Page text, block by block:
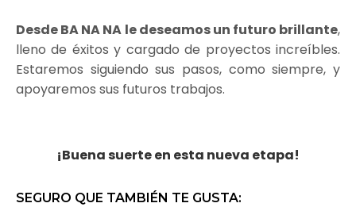
Desde BA NA NA le deseamos un futuro brillante,
lleno de éxitos y cargado de proyectos increíbles.
Estaremos siguiendo sus pasos, como siempre, y
apoyaremos sus futuros trabajos.
¡Buena suerte en esta nueva etapa!
SEGURO QUE TAMBIÉN TE GUSTA: